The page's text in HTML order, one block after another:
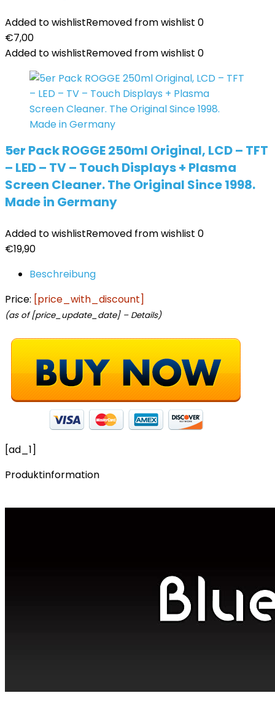
Added to wishlistRemoved from wishlist 0
€7,00
Added to wishlistRemoved from wishlist 0
5er Pack ROGGE 250ml Original, LCD – TFT
– LED – TV – Touch Displays + Plasma
Screen Cleaner. The Original Since 1998.
Made in Germany
Added to wishlistRemoved from wishlist 0
€19,90
Beschreibung
Price: [price_with_discount]
(as of [price_update_date] – Details)
[ad_1]
Produktinformation